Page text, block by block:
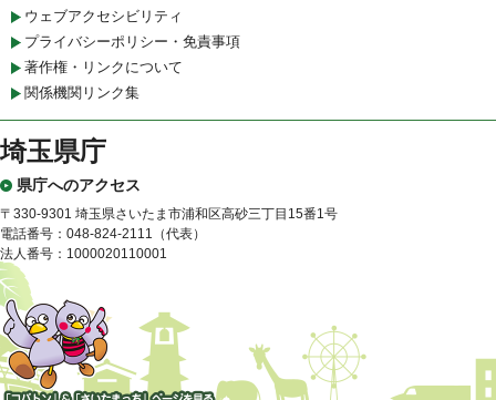
ウェブアクセシビリティ
プライバシーポリシー・免責事項
著作権・リンクについて
関係機関リンク集
埼玉県庁
県庁へのアクセス
〒330-9301 埼玉県さいたま市浦和区高砂三丁目15番1号
電話番号：048-824-2111（代表）
法人番号：1000020110001